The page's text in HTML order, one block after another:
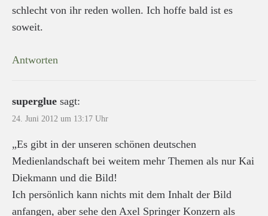
schlecht von ihr reden wollen. Ich hoffe bald ist es
soweit.
Antworten
superglue sagt:
24. Juni 2012 um 13:17 Uhr
„Es gibt in der unseren schönen deutschen
Medienlandschaft bei weitem mehr Themen als nur Kai
Diekmann und die Bild!
Ich persönlich kann nichts mit dem Inhalt der Bild
anfangen, aber sehe den Axel Springer Konzern als